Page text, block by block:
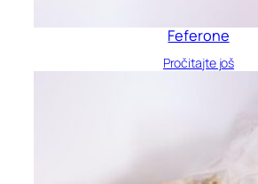
Feferone
Pročitajte još